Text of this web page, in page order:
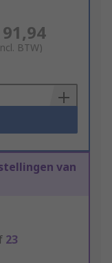
BTW)
van
23